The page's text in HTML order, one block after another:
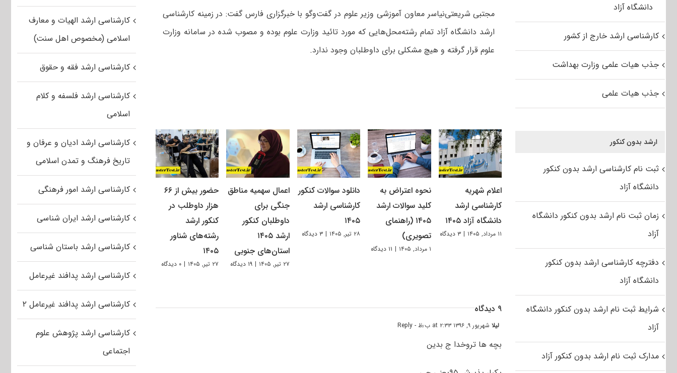
مجتبی شریعتی‌نیاسر معاون آموزشی وزیر علوم در گفت‌وگو با خبرگزاری فارس گفت: در زمینه کارشناسی
ارشد دانشگاه آزاد تمام رشته‌محل‌هایی که مورد تائید وزارت علوم بوده و مصوب شده در سامانه وزارت
علوم قرار گرفته و هیچ مشکلی برای داوطلبان وجود ندارد.
اعلام شهریه
کارشناسی ارشد
دانشگاه آزاد ۱۴۰۵
۱۱ مرداد, ۱۴۰۵ | ۳ دیدگاه
نحوه اعتراض به
کلید سوالات ارشد
۱۴۰۵ (راهنمای
تصویری)
۱ مرداد, ۱۴۰۵ | ۱۱ دیدگاه
دانلود سوالات کنکور
کارشناسی ارشد
۱۴۰۵
۲۸ تیر, ۱۴۰۵ | ۳ دیدگاه
اعمال سهمیه مناطق
جنگی برای
داوطلبان کنکور
ارشد ۱۴۰۵
استان‌های جنوبی
۲۷ تیر, ۱۴۰۵ | ۱۹ دیدگاه
حضور بیش از ۶۶
هزار داوطلب در
کنکور ارشد
رشته‌های شناور
۱۴۰۵
۲۷ تیر, ۱۴۰۵ | ۰ دیدگاه
۹ دیدگاه
لیلا شهریور ۹, ۱۳۹۶ at ۲:۳۳ ب٫ظ - Reply
بچه ها تروخدا ج بدین
کارشناسی ارشد الهیات و معارف
اسلامی (مخصوص اهل سنت)
کارشناسی ارشد فقه و حقوق
کارشناسی ارشد فلسفه و کلام
اسلامی
کارشناسی ارشد ادیان و عرفان و
تاریخ فرهنگ و تمدن اسلامی
کارشناسی ارشد امور فرهنگی
کارشناسی ارشد ایران شناسی
کارشناسی ارشد باستان شناسی
کارشناسی ارشد پدافند غیرعامل
کارشناسی ارشد پدافند غیرعامل ۲
کارشناسی ارشد پژوهش علوم
اجتماعی
دانشگاه آزاد
کارشناسی ارشد خارج از کشور
جذب هیات علمی وزارت بهداشت
جذب هیات علمی
ارشد بدون کنکور
ثبت نام کارشناسی ارشد بدون کنکور
دانشگاه آزاد
زمان ثبت نام ارشد بدون کنکور دانشگاه
آزاد
دفترچه کارشناسی ارشد بدون کنکور
دانشگاه آزاد
شرایط ثبت نام ارشد بدون کنکور دانشگاه
آزاد
مدارک ثبت نام ارشد بدون کنکور آزاد